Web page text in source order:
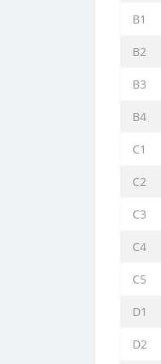
B1
B2
B3
B4
C1
C2
C3
C4
C5
D1
D2